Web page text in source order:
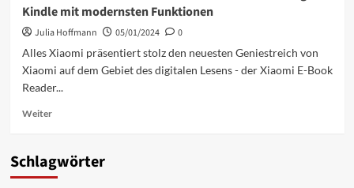
Kindle mit modernsten Funktionen
Julia Hoffmann 05/01/2024
0
Alles Xiaomi präsentiert stolz den neuesten Geniestreich von
Xiaomi auf dem Gebiet des digitalen Lesens - der Xiaomi E-Book
Reader...
WeiterMehr
Der
Xiaomi
Schlagwörter